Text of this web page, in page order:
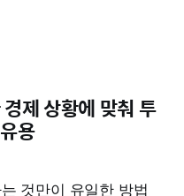
제 상황에 맞춰 투
용
것만이 유일한 방법